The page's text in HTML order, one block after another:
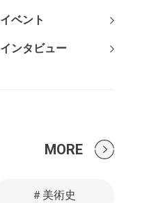
イベント
インタビュー
MORE
＃美術史